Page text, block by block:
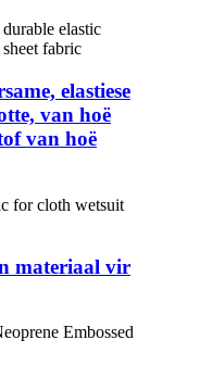
elastiese
van hoë
van hoë
materiaal vir